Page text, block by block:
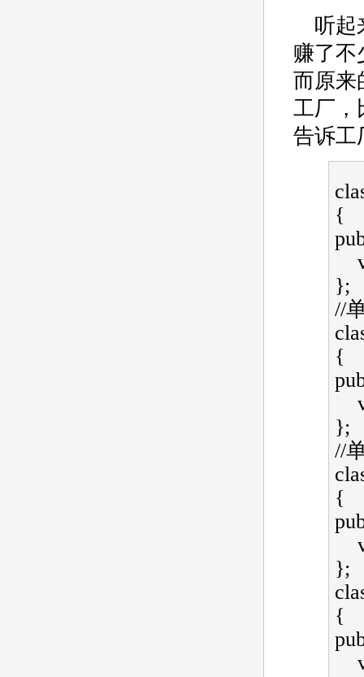
听起
赚了不
而原来
工厂，
告诉工
//
//